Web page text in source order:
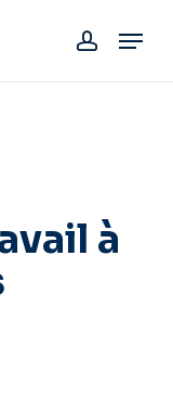
account
Menu
à